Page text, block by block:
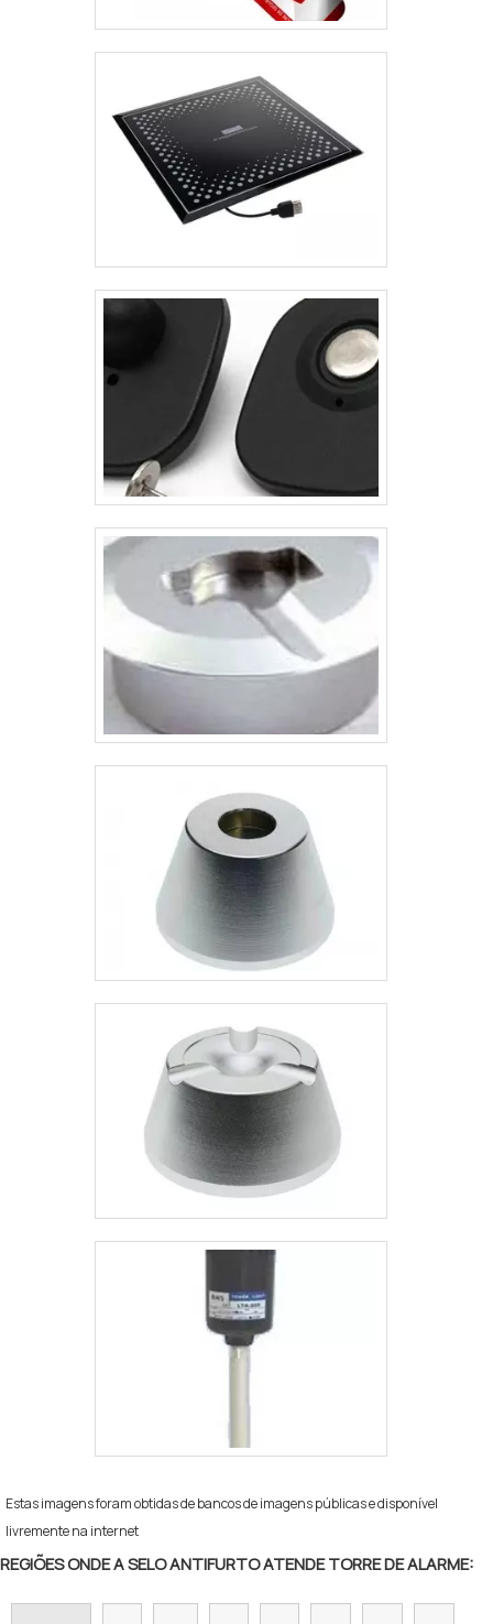
Estas imagens foram obtidas de bancos de imagens públicas e disponível
livremente na internet
REGIÕES ONDE A SELO ANTIFURTO ATENDE TORRE DE ALARME: